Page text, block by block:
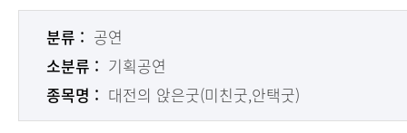
분류 : 공연
소분류 : 기획공연
종목명 : 대전의 앉은굿(미친굿,안택굿)